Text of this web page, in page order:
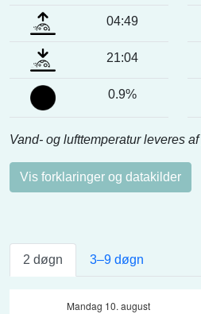
04:49
21:04
0.9%
Vand- og lufttemperatur leveres af
Vis forklaringer og datakilder
2 døgn 3–9 døgn